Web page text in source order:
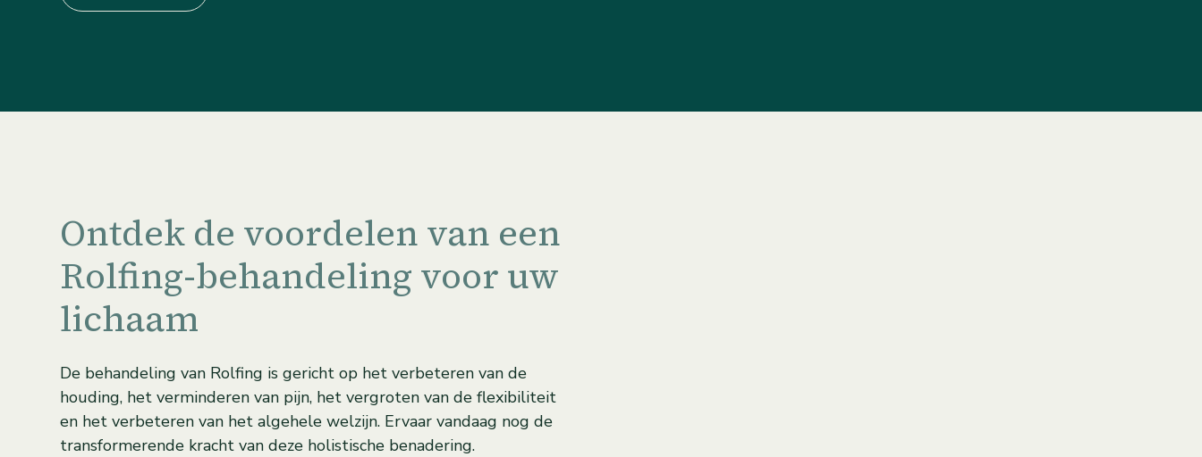
Ontdek de voordelen van een
Rolfing-behandeling voor uw
lichaam
De behandeling van Rolfing is gericht op het verbeteren van de
houding, het verminderen van pijn, het vergroten van de flexibiliteit
en het verbeteren van het algehele welzijn. Ervaar vandaag nog de
transformerende kracht van deze holistische benadering.